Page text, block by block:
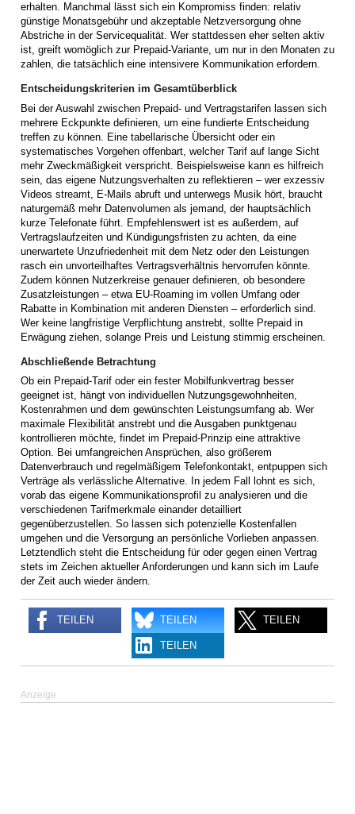
erhalten. Manchmal lässt sich ein Kompromiss finden: relativ
günstige Monatsgebühr und akzeptable Netzversorgung ohne
Abstriche in der Servicequalität. Wer stattdessen eher selten aktiv
ist, greift womöglich zur Prepaid-Variante, um nur in den Monaten zu
zahlen, die tatsächlich eine intensivere Kommunikation erfordern.
Entscheidungskriterien im Gesamtüberblick
Bei der Auswahl zwischen Prepaid- und Vertragstarifen lassen sich
mehrere Eckpunkte definieren, um eine fundierte Entscheidung
treffen zu können. Eine tabellarische Übersicht oder ein
systematisches Vorgehen offenbart, welcher Tarif auf lange Sicht
mehr Zweckmäßigkeit verspricht. Beispielsweise kann es hilfreich
sein, das eigene Nutzungsverhalten zu reflektieren – wer exzessiv
Videos streamt, E-Mails abruft und unterwegs Musik hört, braucht
naturgemäß mehr Datenvolumen als jemand, der hauptsächlich
kurze Telefonate führt. Empfehlenswert ist es außerdem, auf
Vertragslaufzeiten und Kündigungsfristen zu achten, da eine
unerwartete Unzufriedenheit mit dem Netz oder den Leistungen
rasch ein unvorteilhaftes Vertragsverhältnis hervorrufen könnte.
Zudem können Nutzerkreise genauer definieren, ob besondere
Zusatzleistungen – etwa EU-Roaming im vollen Umfang oder
Rabatte in Kombination mit anderen Diensten – erforderlich sind.
Wer keine langfristige Verpflichtung anstrebt, sollte Prepaid in
Erwägung ziehen, solange Preis und Leistung stimmig erscheinen.
Abschließende Betrachtung
Ob ein Prepaid-Tarif oder ein fester Mobilfunkvertrag besser
geeignet ist, hängt von individuellen Nutzungsgewohnheiten,
Kostenrahmen und dem gewünschten Leistungsumfang ab. Wer
maximale Flexibilität anstrebt und die Ausgaben punktgenau
kontrollieren möchte, findet im Prepaid-Prinzip eine attraktive
Option. Bei umfangreichen Ansprüchen, also größerem
Datenverbrauch und regelmäßigem Telefonkontakt, entpuppen sich
Verträge als verlässliche Alternative. In jedem Fall lohnt es sich,
vorab das eigene Kommunikationsprofil zu analysieren und die
verschiedenen Tarifmerkmale einander detailliert
gegenüberzustellen. So lassen sich potenzielle Kostenfallen
umgehen und die Versorgung an persönliche Vorlieben anpassen.
Letztendlich steht die Entscheidung für oder gegen einen Vertrag
stets im Zeichen aktueller Anforderungen und kann sich im Laufe
der Zeit auch wieder ändern.
TEILEN TEILEN TEILEN
TEILEN
Anzeige